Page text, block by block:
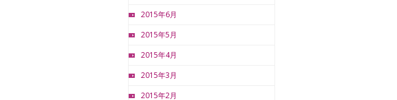
2015年6月
2015年5月
2015年4月
2015年3月
2015年2月